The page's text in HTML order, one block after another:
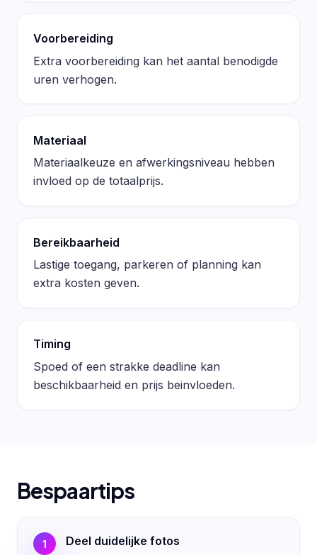
Voorbereiding
Extra voorbereiding kan het aantal benodigde
uren verhogen.
Materiaal
Materiaalkeuze en afwerkingsniveau hebben
invloed op de totaalprijs.
Bereikbaarheid
Lastige toegang, parkeren of planning kan
extra kosten geven.
Timing
Spoed of een strakke deadline kan
beschikbaarheid en prijs beinvloeden.
Bespaartips
1
Deel duidelijke fotos